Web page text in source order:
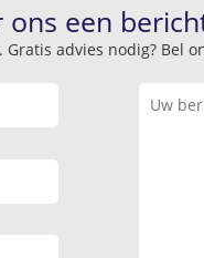
ons een
. Gratis advies nodig? Bel